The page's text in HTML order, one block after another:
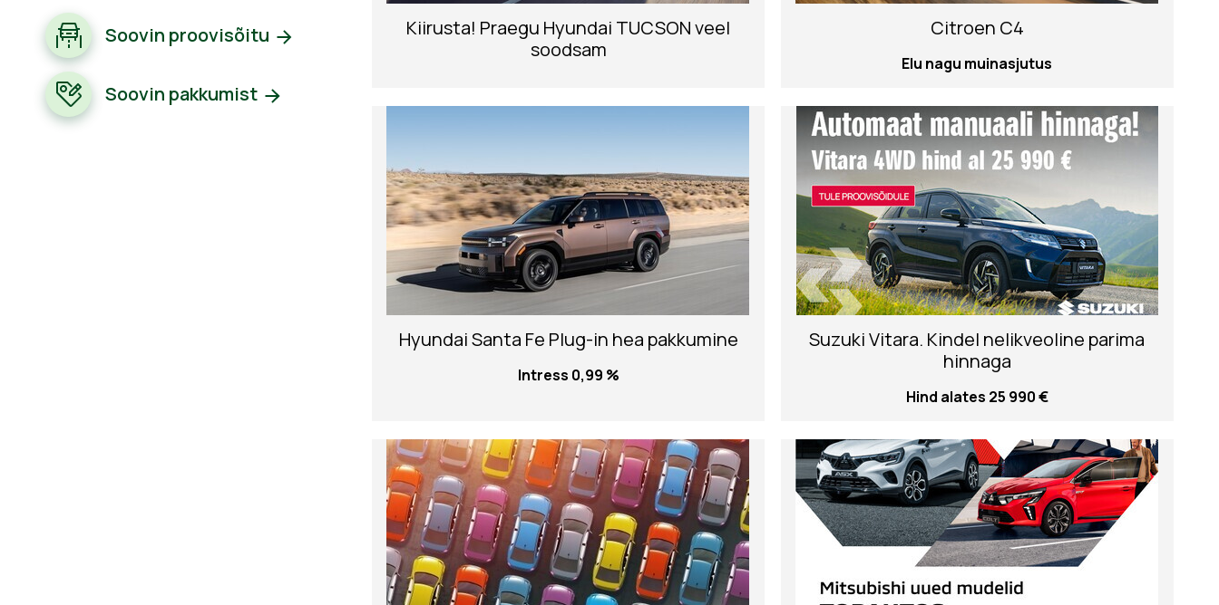
Soovin proovisõitu
Soovin pakkumist
Kiirusta! Praegu Hyundai TUCSON veel
soodsam
Citroen C4
Elu nagu muinasjutus
Hyundai Santa Fe Plug-in hea pakkumine
Intress 0,99 %
Suzuki Vitara. Kindel nelikveoline parima
hinnaga
Hind alates 25 990 €